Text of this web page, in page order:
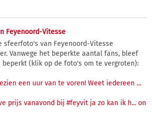
Feyenoord-Vitesse
sfeerfoto's van Feyenoord-Vitesse
Vanwege het beperkte aantal fans, bleef
(klik op de foto's om te vergroten):